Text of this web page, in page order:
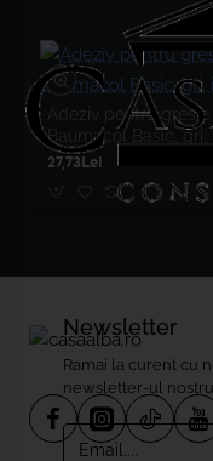
Newsletter
Ramai la curent cu
newsletter-ul nostru
Email....
Adeziv pentru
Baumacol Basic, gri,
27,73Lei